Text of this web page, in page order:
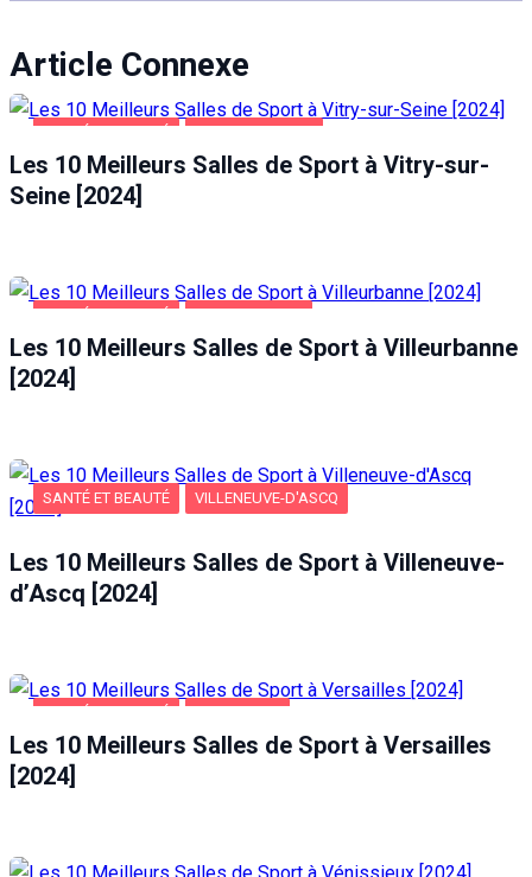
Article Connexe
Les 10 Meilleurs Salles de Sport à Vitry-sur-
Seine [2024]
Les 10 Meilleurs Salles de Sport à Villeurbanne
[2024]
SANTÉ ET BEAUTÉ VILLENEUVE-D'ASCQ
Les 10 Meilleurs Salles de Sport à Villeneuve-
d’Ascq [2024]
Les 10 Meilleurs Salles de Sport à Versailles
[2024]